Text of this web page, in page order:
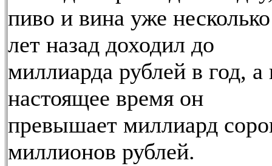
пиво и вина уже несколько
лет назад доходил до
миллиарда рублей в год, а
настоящее время он
превышает миллиард
миллионов рублей.